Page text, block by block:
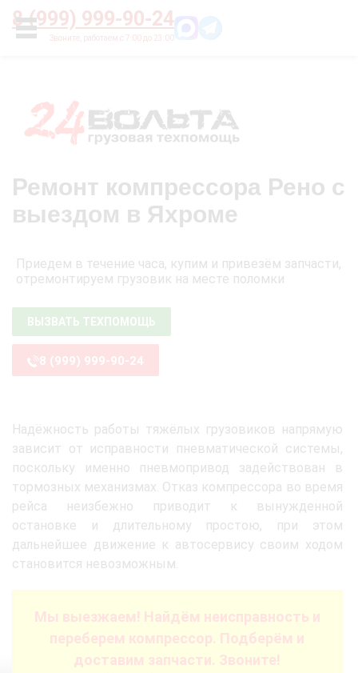
8 (999) 999-90-24
УСЛУГИ
Главная О нас Цены
Ремонт компрессора Рено с
выездом в Яхроме
Приедем в течение часа, купим и привезём запчасти,
отремонтируем грузовик на месте поломки
ВЫЗВАТЬ ТЕХПОМОЩЬ
8 (999) 999-90-24
Надёжность работы тяжёлых грузовиков напрямую
зависит от исправности пневматической системы,
поскольку именно пневмопривод задействован в
тормозных механизмах. Отказ компрессора во время
рейса неизбежно приводит к вынужденной
остановке и длительному простою, при этом
дальнейшее движение к автосервису своим ходом
становится невозможным.
Мы выезжаем! Найдём неисправность и
переберем компрессор. Подберём и
доставим запчасти. Звоните!